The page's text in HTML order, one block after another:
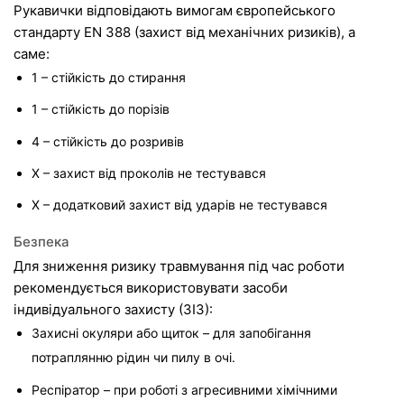
Рукавички відповідають вимогам європейського
стандарту EN 388 (захист від механічних ризиків), а
саме:
1 – стійкість до стирання
1 – стійкість до порізів
4 – стійкість до розривів
X – захист від проколів не тестувався
X – додатковий захист від ударів не тестувався
Безпека
Для зниження ризику травмування під час роботи
рекомендується використовувати засоби
індивідуального захисту (ЗІЗ):
Захисні окуляри або щиток – для запобігання
потраплянню рідин чи пилу в очі.
Респіратор – при роботі з агресивними хімічними